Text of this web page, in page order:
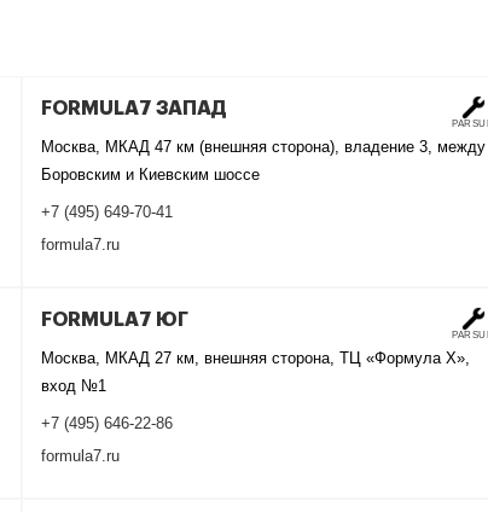
FORMULA7 ЗАПАД
Москва, МКАД 47 км (внешняя сторона), владение 3, между
Боровским и Киевским шоссе
+7 (495) 649-70-41
formula7.ru
FORMULA7 ЮГ
Москва, МКАД 27 км, внешняя сторона, ТЦ «Формула Х»,
вход №1
+7 (495) 646-22-86
formula7.ru